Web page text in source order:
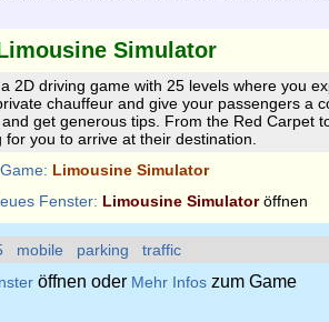
Simulator
2D driving game with 25 levels where you
chauffeur and give your passengers a
get generous tips. From the Red Carpet
you to arrive at their destination.
Limousine Simulator
Fenster: Limousine Simulatoröffnen
mobile parking traffic
öffnen oder Mehr Infos zum Game